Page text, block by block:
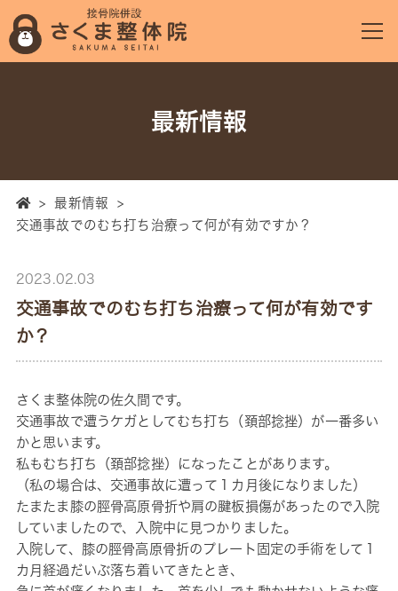
最新情報
> 最新情報
>
交通事故でのむち打ち治療って何が有効ですか？
2023.02.03
交通事故でのむち打ち治療って何が有効です
か？
さくま整体院の佐久間です。
交通事故で遭うケガとしてむち打ち（頚部捻挫）が一番多い
かと思います。
私もむち打ち（頚部捻挫）になったことがあります。
（私の場合は、交通事故に遭って１カ月後になりました）
たまたま膝の脛骨高原骨折や肩の腱板損傷があったので入院
していましたので、入院中に見つかりました。
入院して、膝の脛骨高原骨折のプレート固定の手術をして１
カ月経過だいぶ落ち着いてきたとき、